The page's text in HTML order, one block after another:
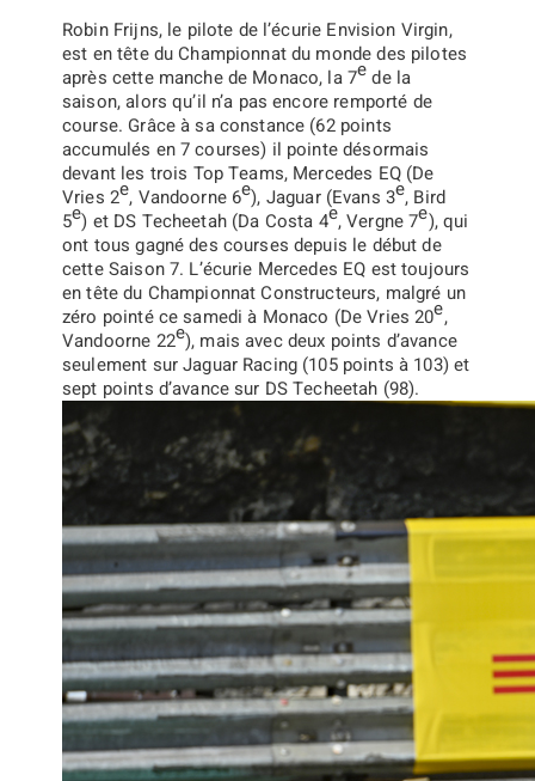
Robin Frijns, le pilote de l’écurie Envision Virgin,
est en tête du Championnat du monde des pilotes
après cette manche de Monaco, la 7ede la
saison, alors qu’il n’a pas encore remporté de
course. Grâce à sa constance (62 points
accumulés en 7 courses) il pointe désormais
devant les trois Top Teams, Mercedes EQ (De
Vries 2e, Vandoorne 6e), Jaguar (Evans 3e, Bird
5e) et DS Techeetah (Da Costa 4e, Vergne 7e), qui
ont tous gagné des courses depuis le début de
cette Saison 7. L’écurie Mercedes EQ est toujours
en tête du Championnat Constructeurs, malgré un
zéro pointé ce samedi à Monaco (De Vries 20e,
Vandoorne 22e), mais avec deux points d’avance
seulement sur Jaguar Racing (105 points à 103) et
sept points d’avance sur DS Techeetah (98).